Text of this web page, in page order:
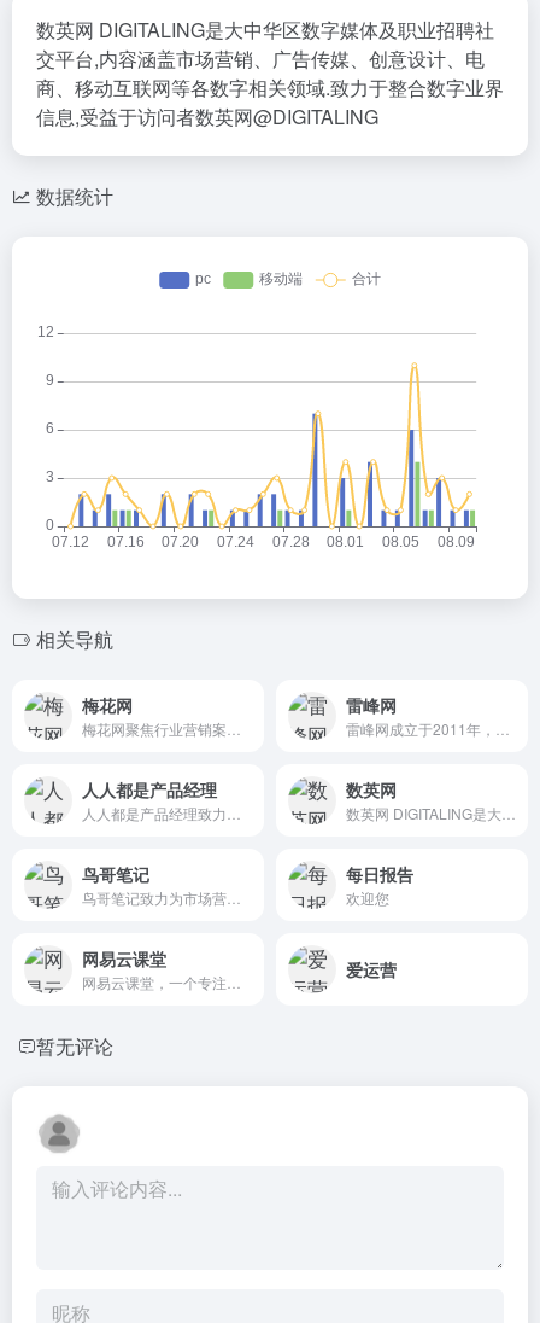
数英网 DIGITALING是大中华区数字媒体及职业招聘社
交平台,内容涵盖市场营销、广告传媒、创意设计、电
商、移动互联网等各数字相关领域.致力于整合数字业界
信息,受益于访问者数英网@DIGITALING
数据统计
相关导航
梅花网 雷峰网
人人都是产品经理 数英网
鸟哥笔记 每日报告
欢迎您
网易云课堂 爱运营
暂无评论